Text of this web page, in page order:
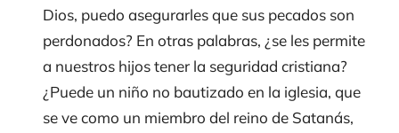
Dios, puedo asegurarles que sus pecados son
perdonados? En otras palabras, ¿se les permite
a nuestros hijos tener la seguridad cristiana?
¿Puede un niño no bautizado en la iglesia, que
se ve como un miembro del reino de Satanás,